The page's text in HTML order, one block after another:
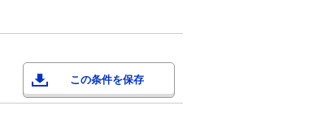
この条件を保存